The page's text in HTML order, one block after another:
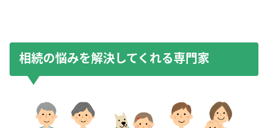
相続の悩みを解決してくれる専門家